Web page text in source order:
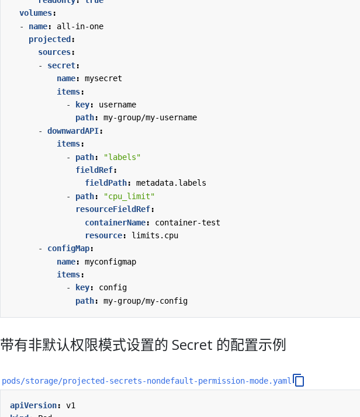
volumes:
- name:
all-in-one
projected :
sources:
- secret:
name:
mysecret
items:
-
key:
username
path:
my-group/my-username
- downwardAPI:
items:
- path:
"labels"
fieldRef:
fieldPath:
metadata.labels
- path:
"cpu_limit"
resourceFieldRef:
containerName:
container-test
resource:
limits.cpu
- configMap:
name:
myconfigmap
items:
-
key:
config
path: my-group/my-config
带有非默认权限模式设置的 Secret 的配置示例
pods/storage/projected-secrets-nondefault-permission-mode.yaml
apiVersion:
v1